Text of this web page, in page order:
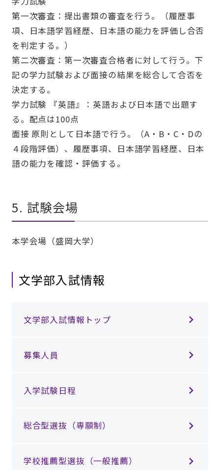
第一次審査：提出書類の審査を行う。（履歴事
項、日本語学習経歴、日本語の能力を評価し合否
を判定する。）
第二次審査：第一次審査合格者に対して行う。下
記の学力試験および面接の結果を総合して合否を
決定する。
学力試験 『英語』：英語および日本語で出題す
る。配点は100点
面接 原則として日本語で行う。（A・B・C・Dの
４段階評価）、履歴事項、日本語学習経歴、日本
語の能力を確認・評価する。
5. 試験会場
本学会場（盛岡大学）
文学部入試情報
文学部入試情報トップ
募集人員
入学試験日程
総合型選抜（専願制）
学校推薦型選抜（一般推薦）